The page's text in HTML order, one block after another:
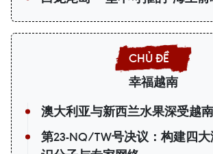
幸福越南
澳大利亚与新西兰水果深受越
第23-NQ/TW号决议：构建四